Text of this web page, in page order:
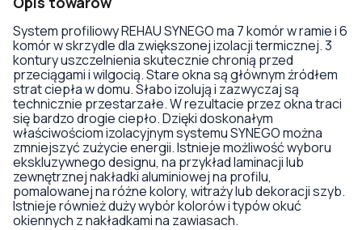
System profiliowy REHAU SYNEGO ma 7 komór w ramie i 6
komór w skrzydle dla zwiększonej izolacji termicznej. 3
kontury uszczelnienia skutecznie chronią przed
przeciągami i wilgocią. Stare okna są głównym źródłem
strat ciepła w domu. Słabo izolują i zazwyczaj są
technicznie przestarzałe. W rezultacie przez okna traci
się bardzo drogie ciepło. Dzięki doskonałym
właściwościom izolacyjnym systemu SYNEGO można
zmniejszyć zużycie energii. Istnieje możliwość wyboru
ekskluzywnego designu, na przykład laminacji lub
zewnętrznej nakładki aluminiowej na profilu,
pomalowanej na różne kolory, witraży lub dekoracji szyb.
Istnieje również duży wybór kolorów i typów okuć
okiennych z nakładkami na zawiasach.